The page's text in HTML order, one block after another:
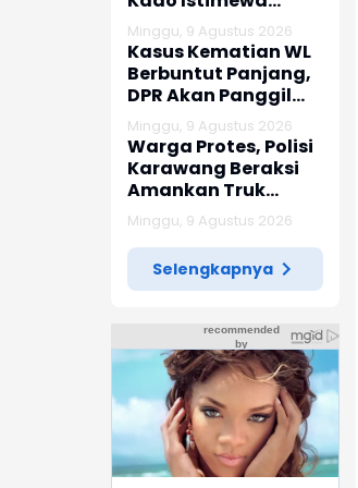
Untuk Warga Desa
Kalijati Jatisari
Minggu, 9 Agustus 2026
Kasus Kematian WL
Berbuntut Panjang,
DPR Akan Panggil
Polda Sumut dan
Keluarga Korban
Minggu, 9 Agustus 2026
Warga Protes, Polisi
Karawang Beraksi
Amankan Truk
Lawan Lawan Arus
Minggu, 9 Agustus 2026
Selengkapnya